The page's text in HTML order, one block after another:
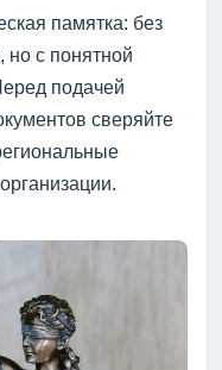
памятка: без
с понятной
подачей
сверяйте